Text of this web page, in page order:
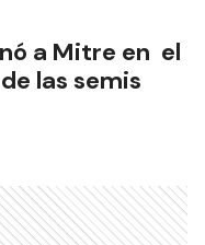
a Mitre en el
las semis